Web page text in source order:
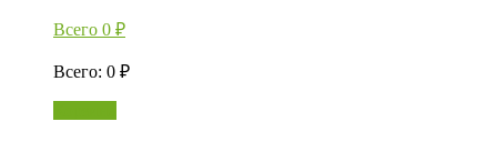
Всего 0 ₽
Всего: 0 ₽